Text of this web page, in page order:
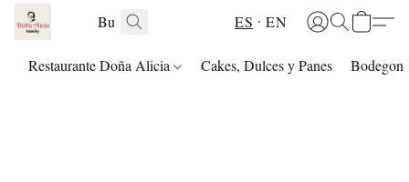
ES EN
Restaurante Doña Alicia Cakes, Dulces y Panes Bodegon